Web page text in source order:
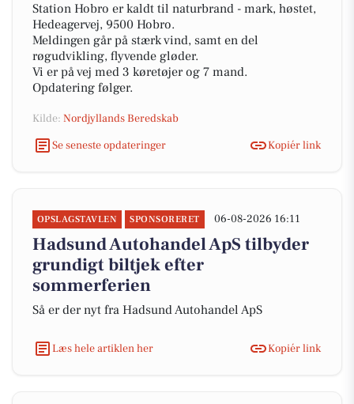
Station Hobro er kaldt til naturbrand - mark, høstet,
Hedeagervej, 9500 Hobro.
Meldingen går på stærk vind, samt en del
røgudvikling, flyvende gløder.
Vi er på vej med 3 køretøjer og 7 mand.
Opdatering følger.
Kilde: Nordjyllands Beredskab
Se seneste opdateringer
Kopiér link
OPSLAGSTAVLEN SPONSORERET 06-08-2026 16:11
Hadsund Autohandel ApS tilbyder
grundigt biltjek efter
sommerferien
Så er der nyt fra Hadsund Autohandel ApS
Læs hele artiklen her Kopiér link